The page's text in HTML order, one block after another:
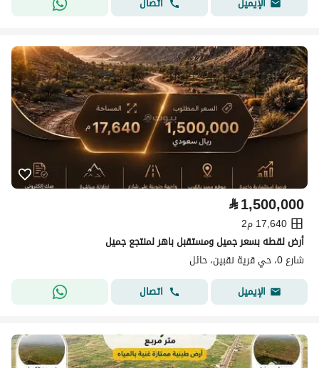
⃁1,500,000
17,640 م2
أرض لقطه بسعر جميل ومستقبل باهر لمنتجع جميل
شارع 0، حي قرية نقبين، حائل
الإيميل
اتصال